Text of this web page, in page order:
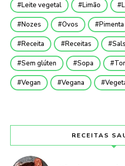
Leite vegetal Limão
Nozes Ovos Pimenta
Receita Receitas
Sem glúten Sopa
Vegan Vegana
RECEITAS